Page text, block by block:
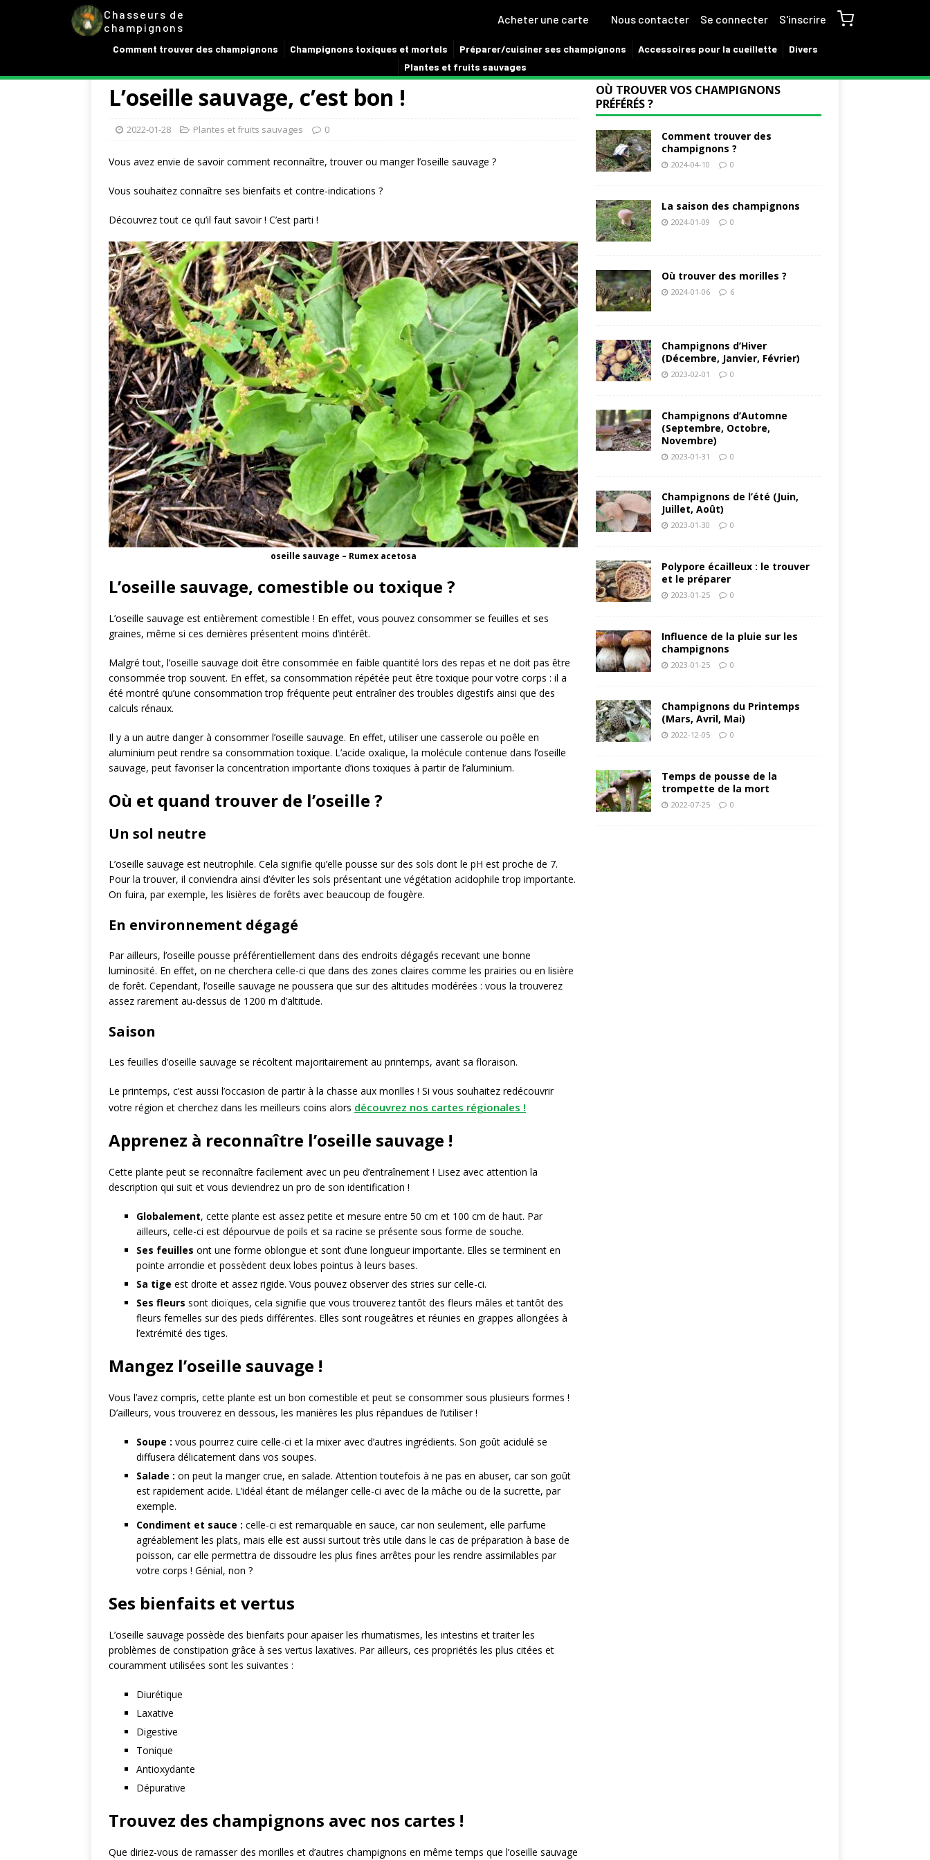
Chasseurs de
champignons
Acheter une carte Nous contacter Se connecter S'inscrire
Comment trouver des champignons Champignons toxiques et mortels Préparer/cuisiner ses champignons Accessoires pour la cueillette
Divers
Plantes et fruits sauvages
L’oseille sauvage, c’est bon !
2022-01-28 Plantes et fruits sauvages 0
Vous avez envie de savoir comment reconnaître, trouver ou manger l’oseille sauvage ?
Vous souhaitez connaître ses bienfaits et contre-indications ?
Découvrez tout ce qu’il faut savoir ! C’est parti !
oseille sauvage – Rumex acetosa
L’oseille sauvage, comestible ou toxique ?
L’oseille sauvage est entièrement comestible ! En effet, vous pouvez consommer se feuilles et ses
graines, même si ces dernières présentent moins d’intérêt.
Malgré tout, l’oseille sauvage doit être consommée en faible quantité lors des repas et ne doit pas être
consommée trop souvent. En effet, sa consommation répétée peut être toxique pour votre corps : il a
été montré qu’une consommation trop fréquente peut entraîner des troubles digestifs ainsi que des
calculs rénaux.
Il y a un autre danger à consommer l’oseille sauvage. En effet, utiliser une casserole ou poêle en
aluminium peut rendre sa consommation toxique. L’acide oxalique, la molécule contenue dans l’oseille
sauvage, peut favoriser la concentration importante d’ions toxiques à partir de l’aluminium.
Où et quand trouver de l’oseille ?
Un sol neutre
L’oseille sauvage est neutrophile. Cela signifie qu’elle pousse sur des sols dont le pH est proche de 7.
Pour la trouver, il conviendra ainsi d’éviter les sols présentant une végétation acidophile trop importante.
On fuira, par exemple, les lisières de forêts avec beaucoup de fougère.
En environnement dégagé
Par ailleurs, l’oseille pousse préférentiellement dans des endroits dégagés recevant une bonne
luminosité. En effet, on ne cherchera celle-ci que dans des zones claires comme les prairies ou en lisière
de forêt. Cependant, l’oseille sauvage ne poussera que sur des altitudes modérées : vous la trouverez
assez rarement au-dessus de 1200 m d’altitude.
Saison
Les feuilles d’oseille sauvage se récoltent majoritairement au printemps, avant sa floraison.
Le printemps, c’est aussi l’occasion de partir à la chasse aux morilles ! Si vous souhaitez redécouvrir
votre région et cherchez dans les meilleurs coins alors découvrez nos cartes régionales !
Apprenez à reconnaître l’oseille sauvage !
Cette plante peut se reconnaître facilement avec un peu d’entraînement ! Lisez avec attention la
description qui suit et vous deviendrez un pro de son identification !
Globalement, cette plante est assez petite et mesure entre 50 cm et 100 cm de haut. Par
ailleurs, celle-ci est dépourvue de poils et sa racine se présente sous forme de souche.
Ses feuilles ont une forme oblongue et sont d’une longueur importante. Elles se terminent en
pointe arrondie et possèdent deux lobes pointus à leurs bases.
Sa tige est droite et assez rigide. Vous pouvez observer des stries sur celle-ci.
Ses fleurs sont dioïques, cela signifie que vous trouverez tantôt des fleurs mâles et tantôt des
fleurs femelles sur des pieds différentes. Elles sont rougeâtres et réunies en grappes allongées à
l’extrémité des tiges.
Mangez l’oseille sauvage !
Vous l’avez compris, cette plante est un bon comestible et peut se consommer sous plusieurs formes !
D’ailleurs, vous trouverez en dessous, les manières les plus répandues de l’utiliser !
Soupe : vous pourrez cuire celle-ci et la mixer avec d’autres ingrédients. Son goût acidulé se
diffusera délicatement dans vos soupes.
Salade : on peut la manger crue, en salade. Attention toutefois à ne pas en abuser, car son goût
est rapidement acide. L’idéal étant de mélanger celle-ci avec de la mâche ou de la sucrette, par
exemple.
Condiment et sauce : celle-ci est remarquable en sauce, car non seulement, elle parfume
agréablement les plats, mais elle est aussi surtout très utile dans le cas de préparation à base de
poisson, car elle permettra de dissoudre les plus fines arrêtes pour les rendre assimilables par
votre corps ! Génial, non ?
Ses bienfaits et vertus
L’oseille sauvage possède des bienfaits pour apaiser les rhumatismes, les intestins et traiter les
problèmes de constipation grâce à ses vertus laxatives. Par ailleurs, ces propriétés les plus citées et
couramment utilisées sont les suivantes :
Diurétique
Laxative
Digestive
Tonique
Antioxydante
Dépurative
Trouvez des champignons avec nos cartes !
Que diriez-vous de ramasser des morilles et d’autres champignons en même temps que l’oseille sauvage
OÙ TROUVER VOS CHAMPIGNONS
PRÉFÉRÉS ?
Comment trouver des
champignons ?
2024-04-10 0
La saison des champignons
2024-01-09 0
Où trouver des morilles ?
2024-01-06 6
Champignons d’Hiver
(Décembre, Janvier, Février)
2023-02-01 0
Champignons d’Automne
(Septembre, Octobre,
Novembre)
2023-01-31 0
Champignons de l’été (Juin,
Juillet, Août)
2023-01-30 0
Polypore écailleux : le trouver
et le préparer
2023-01-25 0
Influence de la pluie sur les
champignons
2023-01-25 0
Champignons du Printemps
(Mars, Avril, Mai)
2022-12-05 0
Temps de pousse de la
trompette de la mort
2022-07-25 0